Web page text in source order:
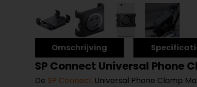
Omschrijving
SP Connect Universal Phone
De SP Connect Universal Phone Clamp